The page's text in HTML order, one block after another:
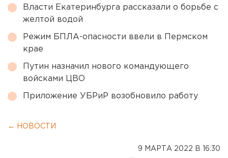
Власти Екатеринбурга рассказали о борьбе с
желтой водой
Режим БПЛА-опасности ввели в Пермском
крае
Путин назначил нового командующего
войсками ЦВО
Приложение УБРиР возобновило работу
← НОВОСТИ
9 МАРТА 2022 В 16:30